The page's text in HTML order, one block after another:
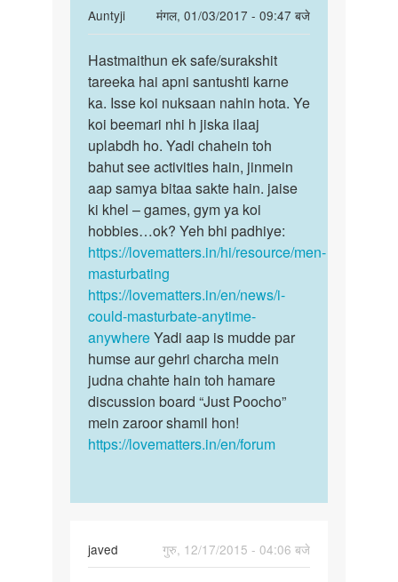
by
Rohan
kumar
Auntyji
मंगल, 01/03/2017 - 09:47 बजे
In
reply
to
Mujhe
muth
marne
ka
rog
lag
by
golu
kumar
Hastmaithun
ek
safe/surakshit
Hastmaithun ek safe/surakshit
tareeka hai apni santushti karne
ka. Isse koi nuksaan nahin hota. Ye
koi beemari nhi h jiska ilaaj
uplabdh ho. Yadi chahein toh
bahut see activities hain, jinmein
aap samya bitaa sakte hain. jaise
ki khel – games, gym ya koi
hobbies…ok? Yeh bhi padhiye:
https://lovematters.in/hi/resource/men-
masturbating
https://lovematters.in/en/news/i-
could-masturbate-anytime-
anywhereYadi aap is mudde par
humse aur gehri charcha mein
judna chahte hain toh hamare
discussion board “Just Poocho”
mein zaroor shamil hon!
https://lovematters.in/en/forum
javed
गुरु, 12/17/2015 - 04:06 बजे